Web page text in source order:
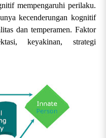
mempengaruhi perilaku.
kecenderungan kognitif
dan temperamen. Faktor
keyakinan, strategi